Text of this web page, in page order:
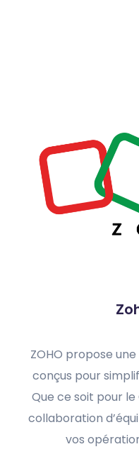
ZOHO propose
conçus pour
Que ce soit pour
collaboration
vos